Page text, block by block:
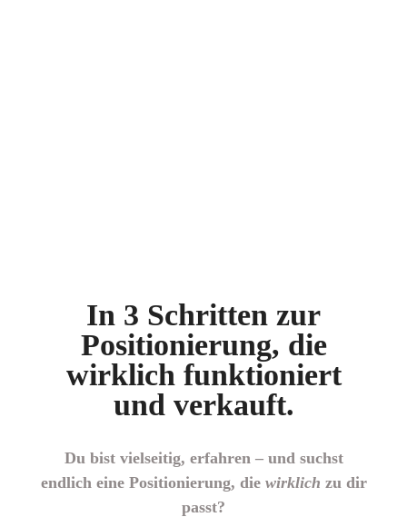
In 3 Schritten zur
Positionierung, die
wirklich funktioniert
und verkauft.
Du bist vielseitig, erfahren – und suchst
endlich eine Positionierung, die wirklich zu dir
passt?